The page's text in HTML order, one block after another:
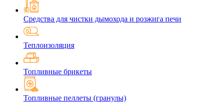
Средства для чистки дымохода и розжига печи
Теплоизоляция
Топливные брикеты
Топливные пеллеты (гранулы)